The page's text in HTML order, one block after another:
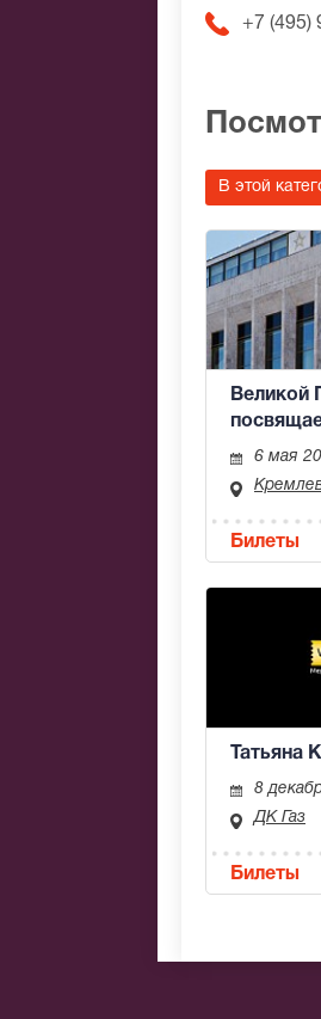
+7 (495)
В этой
Великой
6 мая
Билеты
Татьяна
8
ДК Газ
Билеты